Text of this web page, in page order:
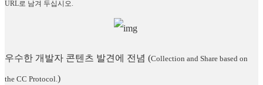
URL로 남겨 두십시오.
우수한 개발자 콘텐츠 발견에 전념 (Collection and Share based on
the CC Protocol. )